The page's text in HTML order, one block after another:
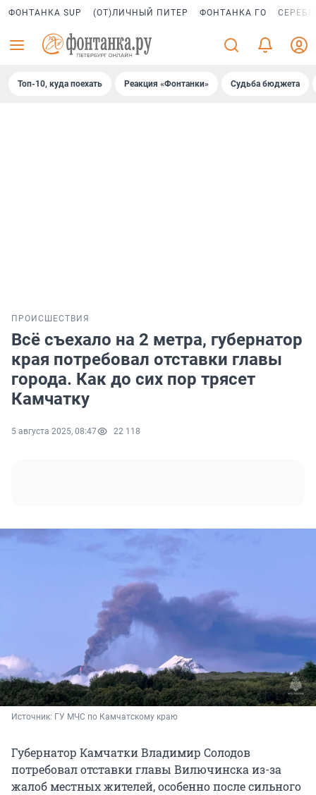
ФОНТАНКА SUP (ОТ)ЛИЧНЫЙ ПИТЕР ФОНТАНКА ГО
Топ-10, куда поехать Реакция «Фонтанки» Судьба бюджета
ПРОИСШЕСТВИЯ
Всё съехало на 2 метра, губернатор
края потребовал отставки главы
города. Как до сих пор трясет
Камчатку
5 августа 2025, 08:47 22 118
Источник: ГУ МЧС по Камчатскому краю
Губернатор Камчатки Владимир Солодов
потребовал отставки главы Вилючинска из-за
жалоб местных жителей, особенно после сильного